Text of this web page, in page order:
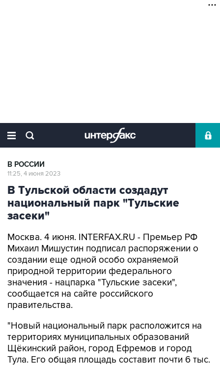
В РОССИИ
11:25, 4 июня 2023
В Тульской области создадут
национальный парк "Тульские
засеки"
Москва. 4 июня. INTERFAX.RU - Премьер РФ
Михаил Мишустин подписал распоряжении о
создании еще одной особо охраняемой
природной территории федерального
значения - нацпарка "Тульские засеки",
сообщается на сайте российского
правительства.
"Новый национальный парк расположится на
территориях муниципальных образований
Щёкинский район, город Ефремов и город
Тула. Его общая площадь составит почти 6 тыс.